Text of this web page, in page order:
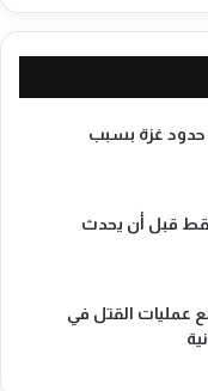
حدود غزة بسبب
قبل أن يحدث
عمليات القتل في